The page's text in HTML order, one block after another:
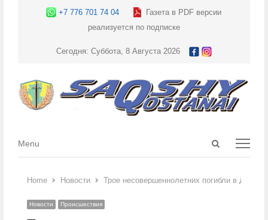
+7 776 701 74 04
Газета в PDF версии
реализуется по подписке
Сегодня: Суббота, 8 Августа 2026
Open
Menu
Menu
Home Новости Трое несовершеннолетних погибли в ДТП в
Новости Происшествия